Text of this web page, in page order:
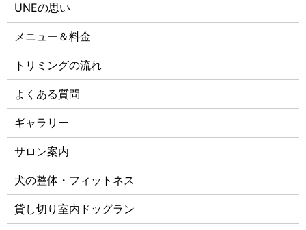
UNEの思い
メニュー＆料金
トリミングの流れ
よくある質問
ギャラリー
サロン案内
犬の整体・フィットネス
貸し切り室内ドッグラン